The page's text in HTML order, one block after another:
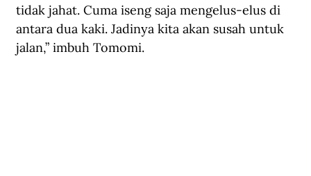
tidak jahat. Cuma iseng saja mengelus-elus di
antara dua kaki. Jadinya kita akan susah untuk
jalan,” imbuh Tomomi.